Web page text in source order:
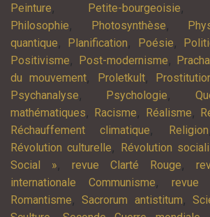
Peinture, Petite-bourgeoisie,
Philosophie, Photosynthèse,
quantique, Planification, Poésie,
Positivisme, Post-modernisme,
du mouvement, Proletkult,
Psychanalyse, Psychologie,
mathématiques, Racisme, Réalisme,
Réchauffement climatique, Religion
Révolution culturelle, Révolution
Social », revue Clarté Rouge,
internationale Communisme, revue
Romantisme,Sacrorum antistitum,